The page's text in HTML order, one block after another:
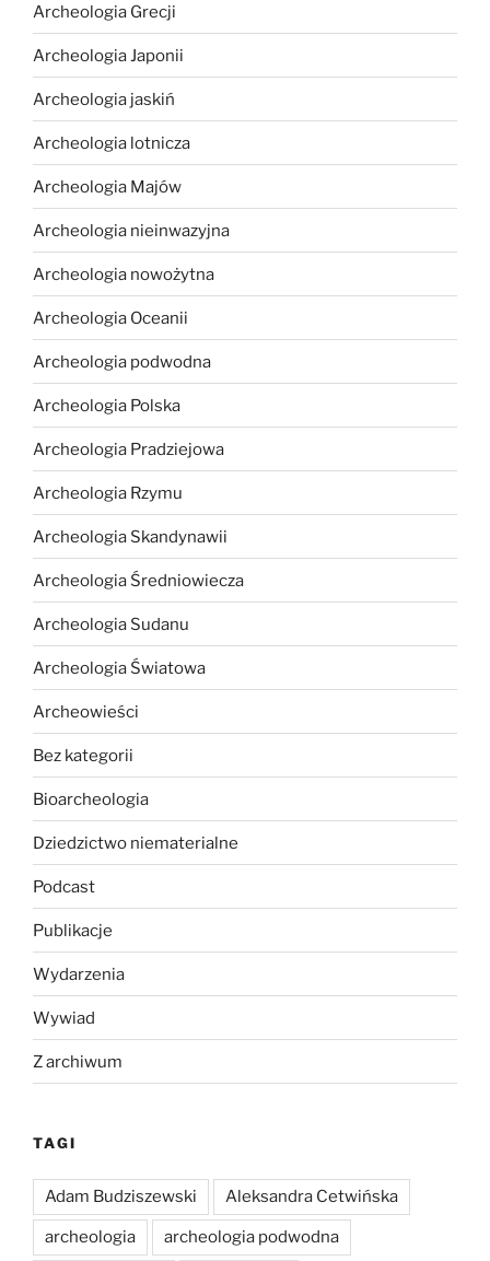
Archeologia Grecji
Archeologia Japonii
Archeologia jaskiń
Archeologia lotnicza
Archeologia Majów
Archeologia nieinwazyjna
Archeologia nowożytna
Archeologia Oceanii
Archeologia podwodna
Archeologia Polska
Archeologia Pradziejowa
Archeologia Rzymu
Archeologia Skandynawii
Archeologia Średniowiecza
Archeologia Sudanu
Archeologia Światowa
Archeowieści
Bez kategorii
Bioarcheologia
Dziedzictwo niematerialne
Podcast
Publikacje
Wydarzenia
Wywiad
Z archiwum
TAGI
Adam Budziszewski Aleksandra Cetwińska
archeologia archeologia podwodna